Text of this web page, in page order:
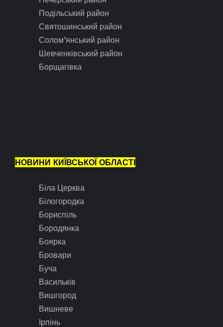
Подільський район
Святошинський район
Солом’янський район
Шевченківський район
Борщагівка
НОВИНИ КИЇВСЬКОЇ ОБЛАСТІ
Біла Церква
Білогородка
Бориспіль
Бородянка
Боярка
Бровари
Буча
Васильків
Вишгород
Вишневе
Ірпінь